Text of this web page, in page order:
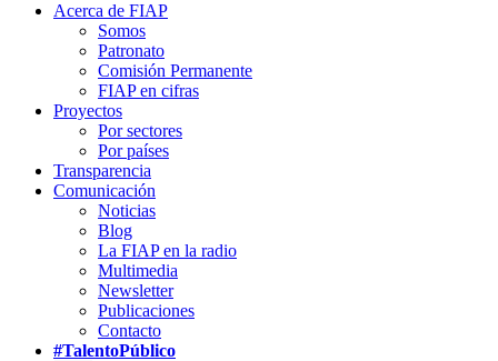
Acerca de FIAP
Somos
Patronato
Comisión Permanente
FIAP en cifras
Proyectos
Por sectores
Por países
Transparencia
Comunicación
Noticias
Blog
La FIAP en la radio
Multimedia
Newsletter
Publicaciones
Contacto
#TalentoPúblico